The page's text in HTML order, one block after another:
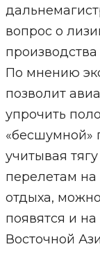
вопрос о
По мнению
позволит
упрочить
«бесшумной»
учитывая
перелетам
отдыха,
появятся и
Восточной